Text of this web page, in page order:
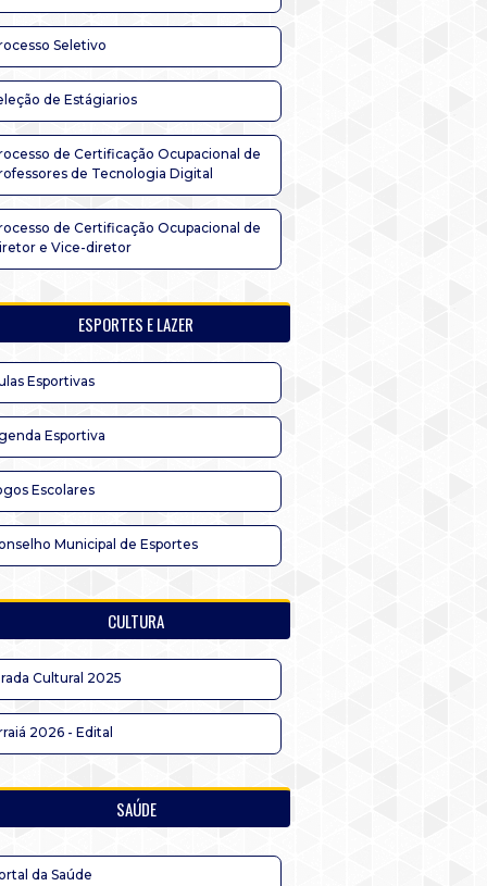
Seletivo
de Estágiarios
de Certificação Ocupacional de
de Tecnologia Digital
de Certificação Ocupacional de
e Vice-diretor
ESPORTES E LAZER
Esportivas
Esportiva
Escolares
Municipal de Esportes
CULTURA
Cultural 2025
2026 - Edital
SAÚDE
da Saúde